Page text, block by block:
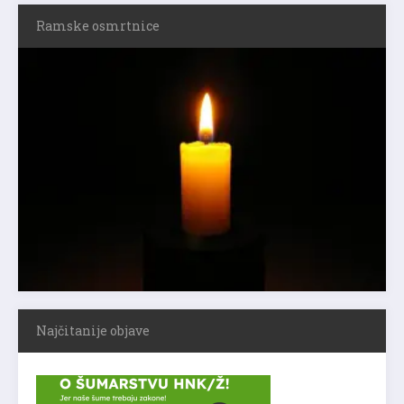
Ramske osmrtnice
Najčitanije objave